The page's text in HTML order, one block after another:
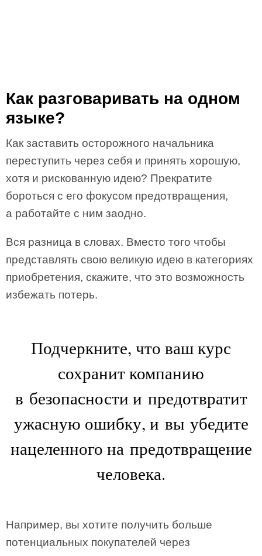
Как разговаривать на одном
языке?
Как заставить осторожного начальника
переступить через себя и принять хорошую,
хотя и рискованную идею? Прекратите
бороться с его фокусом предотвращения,
а работайте с ним заодно.
Вся разница в словах. Вместо того чтобы
представлять свою великую идею в категориях
приобретения, скажите, что это возможность
избежать потерь.
Подчеркните, что ваш курс
сохранит компанию
в безопасности и предотвратит
ужасную ошибку, и вы убедите
нацеленного на предотвращение
человека.
Например, вы хотите получить больше
потенциальных покупателей через